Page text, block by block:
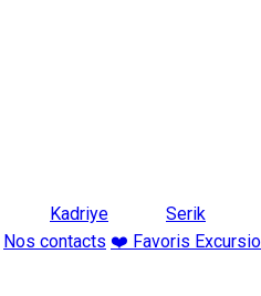
Kadriye
Serik
Nos contacts ❤️ Favoris